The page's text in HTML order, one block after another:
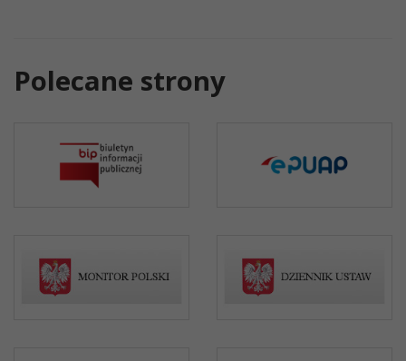
Polecane strony